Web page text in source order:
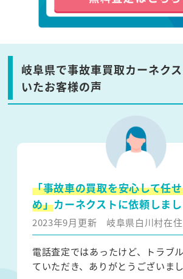
岐阜県で事故車買取カーネク
いたお客様の声
「事故車の買取を安心して任
め」カーネクストに依頼しまし
2023年9月更新 岐阜県白川村在
電話査定ではあったけど、トラブ
ていただき、ありがとうございま